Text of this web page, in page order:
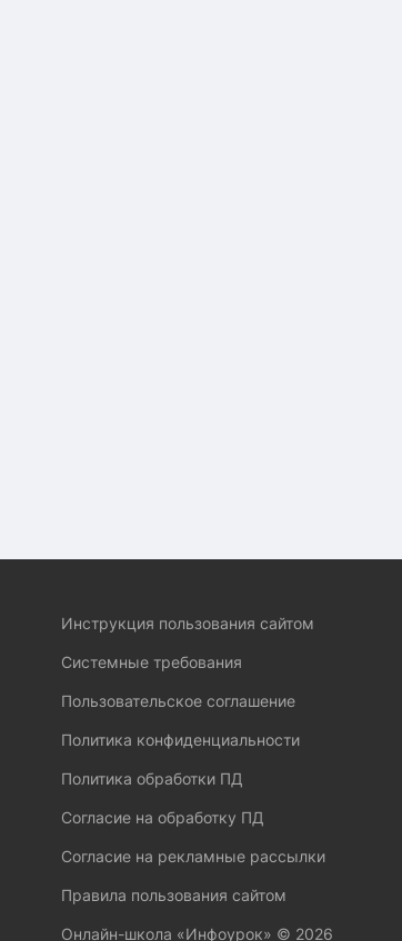
Инструкция пользования сайтом
Системные требования
Пользовательское соглашение
Политика конфиденциальности
Политика обработки ПД
Согласие на обработку ПД
Согласие на рекламные рассылки
Правила пользования сайтом
Онлайн-школа «Инфоурок» © 2026